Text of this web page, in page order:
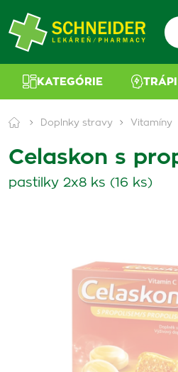
KATEGÓRIE
Doplnky stravy Vitamíny
Celaskon s
pastilky 2x8 ks (16 ks)